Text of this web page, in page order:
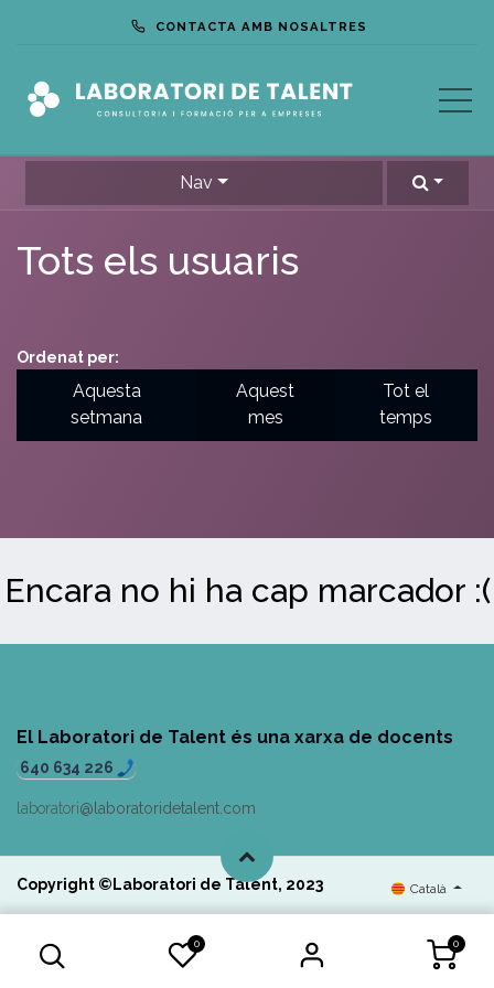
0 0
CONTACTA AMB NOSALTRES
Nav
Tots els usuaris
Ordenat per:
Aquesta
setmana
Aquest
mes
Tot el
temps
Encara no hi ha cap marcador :(
El Laboratori de Talent és una xarxa de docents
640 634 226
laboratori@laboratoridetalent.com
Copyright ©Laboratori de Talent, 2023 Català